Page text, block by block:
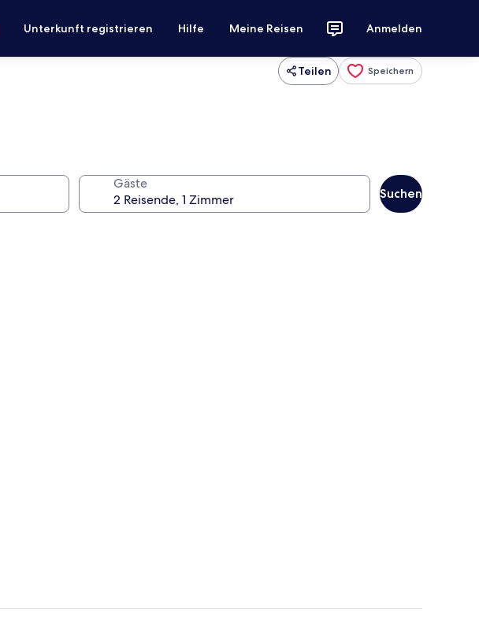
Unterkunft registrieren Hilfe Meine Reisen Anmelden
Teilen Speichern
Gäste
Suchen